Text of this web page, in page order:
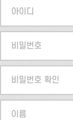
아이디
비밀번호
비밀번호 확인
이름